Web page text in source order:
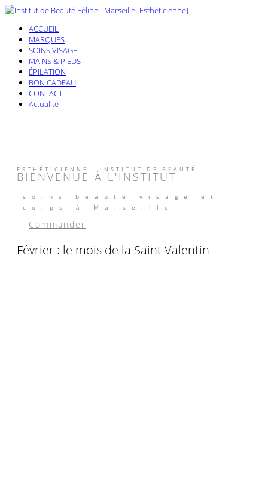
ACCUEIL
MARQUES
SOINS VISAGE
MAINS & PIEDS
ÉPILATION
BON CADEAU
CONTACT
Actualité
ESTHÉTICIENNE - INSTITUT DE BEAUTÉ
BIENVENUE À L'INSTITUT
soins beauté visage et
corps à Marseille
Commander
Février : le mois de la Saint Valentin